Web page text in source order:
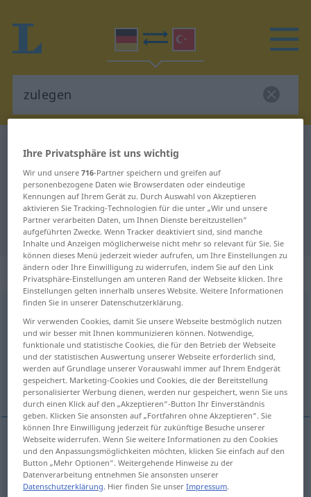
Deutsch-Türkisch Wörterbuch
Deutsch-Türkisch Übersetzung für
"zulegen"
"zulegen" Türkisch Übersetzung
„zulegen“: transitives Verb
zulegen v/t <-ge-; h.>
Übersicht aller Übersetzungen
(Für mehr Details die Übersetzung anklicken/antippen)
kazanmak, artırmak Weitere Beispiele...
kazanmak zulegen (≈ gewinnen)
artırmak zulegen (≈ steigern)
Ihre Privatsphäre ist uns wichtig
Wir und unsere716-Partner speichern und greifen auf
personenbezogene Daten wie Browserdaten oder eindeutige
Kennungen auf Ihrem Gerät zu. Durch Auswahl von Akzeptieren
aktivieren Sie Tracking-Technologien für die unter „Wir und unsere
Partner verarbeiten Daten, um Ihnen Dienste bereitzustellen“
aufgeführten Zwecke. Wenn Tracker deaktiviert sind, sind manche
Inhalte und Anzeigen möglicherweise nicht mehr so relevant für Sie. Sie
können dieses Menü jederzeit wieder aufrufen, um Ihre Einstellungen zu
ändern oder Ihre Einwilligung zu widerrufen, indem Sie auf den Link
Privatsphäre-Einstellungen am unteren Rand der Webseite klicken. Ihre
Einstellungen gelten innerhalb unseres Website. Weitere Informationen
finden Sie in unserer Datenschutzerklärung.
Wir verwenden Cookies, damit Sie unsere Webseite bestmöglich nutzen
und wir besser mit Ihnen kommunizieren können. Notwendige,
funktionale und statistische Cookies, die für den Betrieb der Webseite
und der statistischen Auswertung unserer Webseite erforderlich sind,
werden auf Grundlage unserer Vorauswahl immer auf Ihrem Endgerät
gespeichert. Marketing-Cookies und Cookies, die der Bereitstellung
personalisierter Werbung dienen, werden nur gespeichert, wenn Sie uns
durch einen Klick auf den „Akzeptieren“-Button Ihr Einverständnis
geben. Klicken Sie ansonsten auf „Fortfahren ohne Akzeptieren“. Sie
können Ihre Einwilligung jederzeit für zukünftige Besuche unserer
Webseite widerrufen. Wenn Sie weitere Informationen zu den Cookies
und den Anpassungsmöglichkeiten möchten, klicken Sie einfach auf den
Button „Mehr Optionen“. Weitergehende Hinweise zu der
Datenverarbeitung entnehmen Sie ansonsten unserer
Datenschutzerklärung. Hier finden Sie unserImpressum.